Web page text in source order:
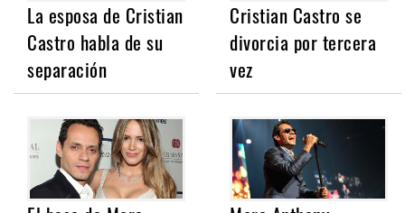
La esposa de Cristian
Castro habla de su
separación
Cristian Castro se
divorcia por tercera
vez